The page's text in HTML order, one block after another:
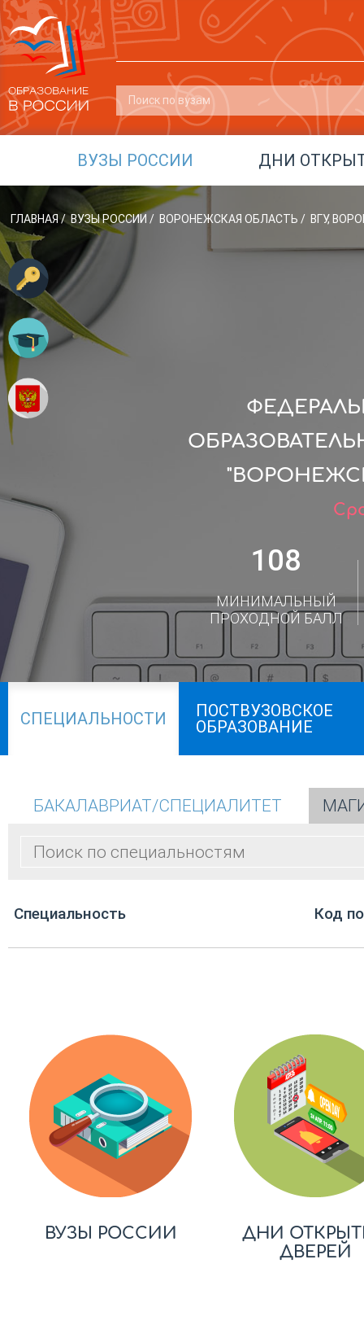
ВУЗЫ РОССИИ ДНИ
ГЛАВНАЯ/ ВУЗЫ РОССИИ / ВОРОНЕЖСКАЯ ОБЛАСТЬ / ВГУ,
108
МИНИМАЛЬНЫЙ
ПРОХОДНОЙ БАЛЛ
СПЕЦИАЛЬНОСТИ
ПОСТВУЗОВСКОЕ
ОБРАЗОВАНИЕ
БАКАЛАВРИАТ/СПЕЦИАЛИТЕТ
Cпециальность Код
ВУЗЫ РОССИИ
ДНИ
ДВЕРЕЙ